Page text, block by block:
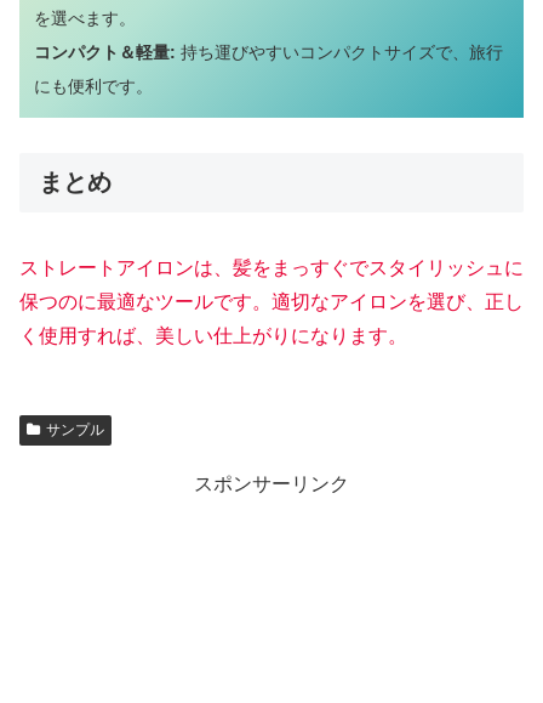
を選べます。
コンパクト＆軽量: 持ち運びやすいコンパクトサイズで、旅行
にも便利です。
まとめ
ストレートアイロンは、髪をまっすぐでスタイリッシュに
保つのに最適なツールです。適切なアイロンを選び、正し
く使用すれば、美しい仕上がりになります。
サンプル
スポンサーリンク